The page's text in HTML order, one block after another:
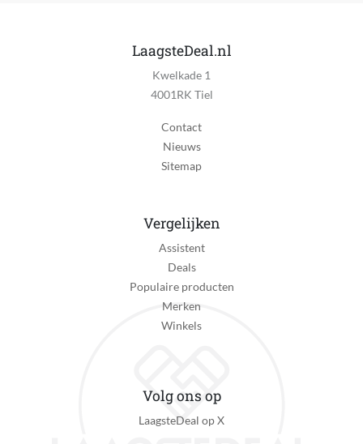
LaagsteDeal.nl
Kwelkade 1
4001RK Tiel
Contact
Nieuws
Sitemap
Vergelijken
Assistent
Deals
Populaire producten
Merken
Winkels
Volg ons op
LaagsteDeal op X